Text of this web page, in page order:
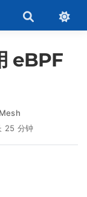
eBPF
25 分钟